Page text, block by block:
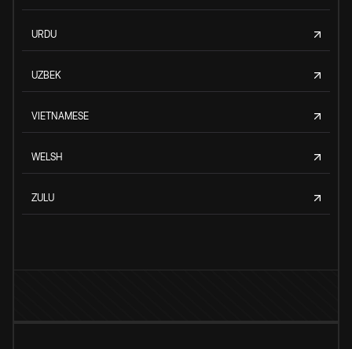
URDU
UZBEK
VIETNAMESE
WELSH
ZULU